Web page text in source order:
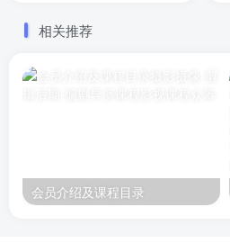
相关推荐
会员介绍及课程目录